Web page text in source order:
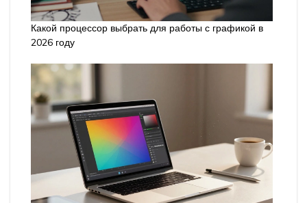
Какой процессор выбрать для работы с графикой в
2026 году